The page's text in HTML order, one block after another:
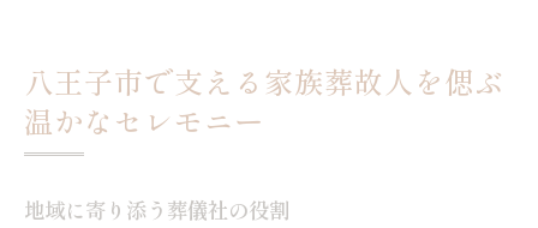
八王子市で支える家族葬故人を偲ぶ
温かなセレモニー
地域に寄り添う葬儀社の役割